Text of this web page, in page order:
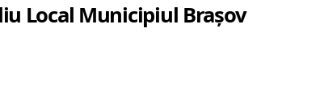
Local Municipiul Brașov